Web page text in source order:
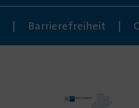
Barrierefreiheit